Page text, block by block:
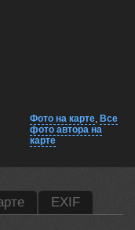
Фото на карте, Все
фото автора на
карте
EXIF